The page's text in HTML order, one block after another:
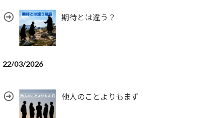
期待とは違う？
22/03/2026
他人のことよりもまず